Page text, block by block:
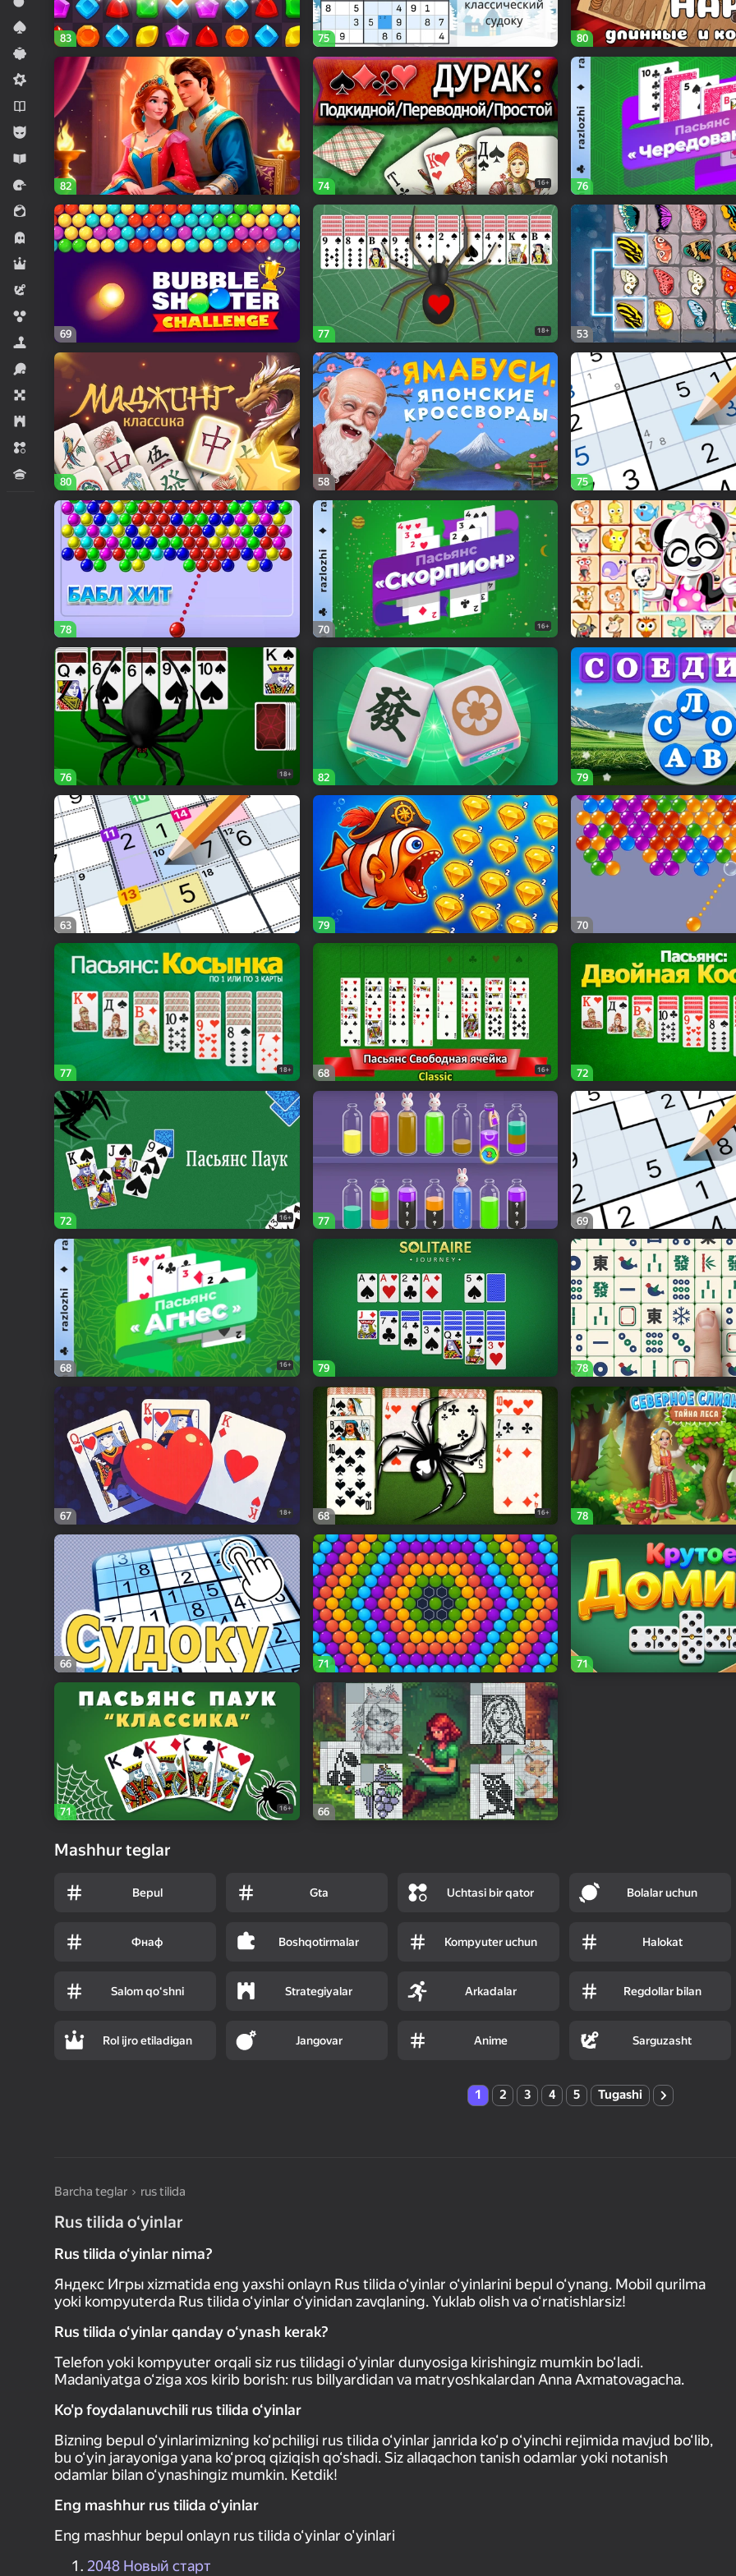
Kartali oʻyinlar
Midkor
Novellalar
Oʻgʻil bolalar uchun
Oʻrgatuvchi
Poygalar
Qiz bolalar uchun
Qo‘rqinchlilar
Rol ijro etiladigan
Sharchalar
Simulyatorlar
Sport
Stol ustida
Strategiyalar
Uchtasi bir qator
Viktorinalar
83 75 80
82 74 16+ 76
69 77 18+ 53
80 58 75
78 70 16+
76 18+ 82 79
63 79 70
77 18+ 68 16+ 72
72 16+ 77 69
68 16+ 79 78
67 18+ 68 16+ 78
66 71 71
71 16+ 66
Mashhur teglar
Bepul Gta Uchtasi bir qator Bolalar uchun
Фнаф Boshqotirmalar Kompyuter uchun Halokat
Salom qoʻshni Strategiyalar Arkadalar Regdollar bilan
Rol ijro etiladigan Jangovar Anime Sarguzasht
1 2 3 4 5 Tugashi
Barcha teglar rus tilida
Rus tilida o‘yinlar
Rus tilida o‘yinlar nima?
Яндекс Игры xizmatida eng yaxshi onlayn Rus tilida o‘yinlar o‘yinlarini bepul o‘ynang. Mobil qurilma
yoki kompyuterda Rus tilida o‘yinlar o‘yinidan zavqlaning. Yuklab olish va o‘rnatishlarsiz!
Rus tilida o‘yinlar qanday oʻynash kerak?
Telefon yoki kompyuter orqali siz rus tilidagi o‘yinlar dunyosiga kirishingiz mumkin bo‘ladi.
Madaniyatga o‘ziga xos kirib borish: rus billyardidan va matryoshkalardan Anna Axmatovagacha.
Ko'p foydalanuvchili rus tilida o‘yinlar
Bizning bepul o‘yinlarimizning ko‘pchiligi rus tilida o‘yinlar janrida ko‘p o‘yinchi rejimida mavjud bo‘lib,
bu o‘yin jarayoniga yana ko‘proq qiziqish qo‘shadi. Siz allaqachon tanish odamlar yoki notanish
odamlar bilan o‘ynashingiz mumkin. Ketdik!
Eng mashhur rus tilida o‘yinlar
Eng mashhur bepul onlayn rus tilida o‘yinlar o'yinlari
2048 Новый старт